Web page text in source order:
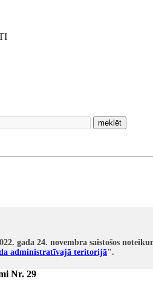
meklēt
gada 24. novembra saistošos
administratīvajā teritorijā".
Nr. 29